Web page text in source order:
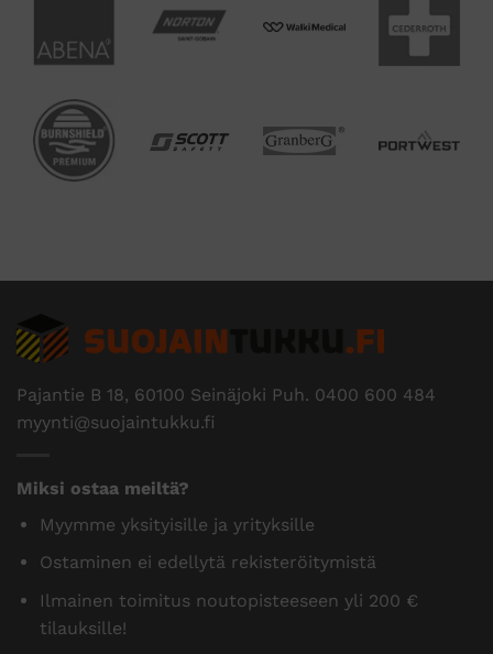
Pajantie B 18, 60100 Seinäjoki Puh. 0400 600 484
myynti@suojaintukku.fi
Miksi ostaa meiltä?
Myymme yksityisille ja yrityksille
Ostaminen ei edellytä rekisteröitymistä
Ilmainen toimitus noutopisteeseen yli 200 €
tilauksille!